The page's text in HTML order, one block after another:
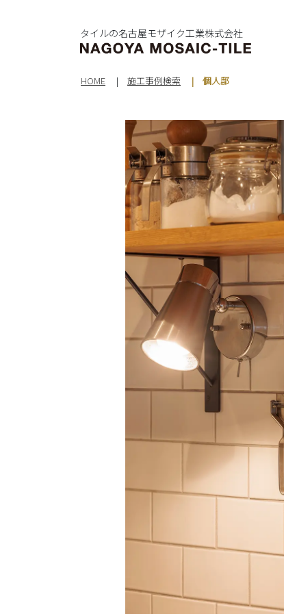
タイルの名古屋モザイク工業株式会社
HOME 施工事例検索 個人邸